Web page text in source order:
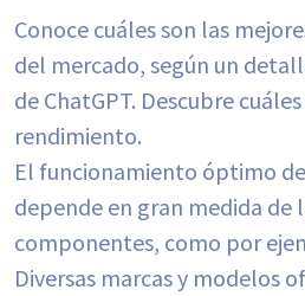
Conoce cuáles son las
del mercado, según un
de ChatGPT. Descubre
rendimiento.
El funcionamiento óptimo
depende en gran medida de
componentes, como por
Diversas marcas y modelos